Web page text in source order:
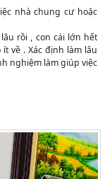
nhà chung cư hoặc
rồi , con cái lớn hết
về . Xác định làm lâu
nghiệm làm giúp việc